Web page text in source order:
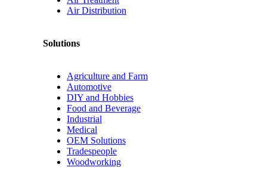
Air Distribution
Solutions
Agriculture and Farm
Automotive
DIY and Hobbies
Food and Beverage
Industrial
Medical
OEM Solutions
Tradespeople
Woodworking